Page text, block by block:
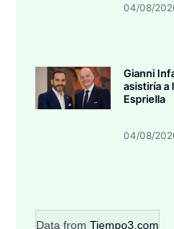
04/08/
Gianni
asistiría a
Espriella
04/08/
Data from Tiempo3.com